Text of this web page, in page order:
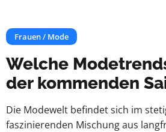
Frauen / Mode
Welche
der kommenden
Die Modewelt befindet sich im
faszinierenden Mischung aus